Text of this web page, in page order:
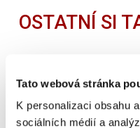
Tato webová stránka
K personalizaci obsahu
sociálních médií a
OSTATNÍ SI